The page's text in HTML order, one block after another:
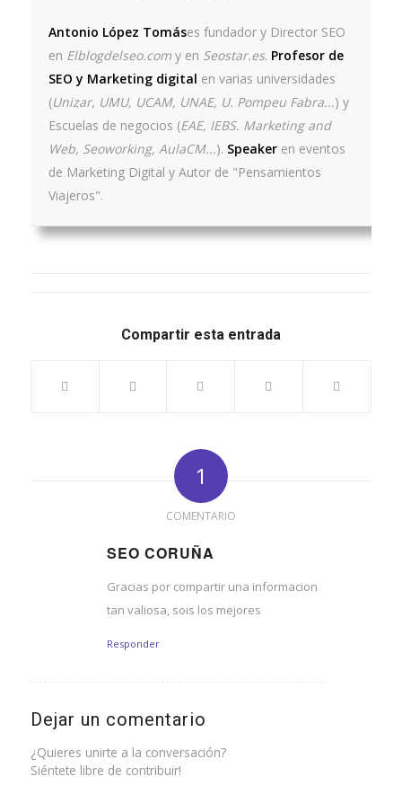
Antonio López Tomáses fundador y Director SEO
en Elblogdelseo.comy en Seostar.es. Profesor de
SEO y Marketing digital en varias universidades
(Unizar, UMU, UCAM, UNAE, U. Pompeu Fabra...) y
Escuelas de negocios (EAE, IEBS. Marketing and
Web, Seoworking, AulaCM...). Speakeren eventos
de Marketing Digital y Autor de "Pensamientos
Viajeros".
Compartir esta entrada
1
COMENTARIO
SEO CORUÑA
Gracias por compartir una informacion
tan valiosa, sois los mejores
Responder
Dejar un comentario
¿Quieres unirte a la conversación?
Siéntete libre de contribuir!